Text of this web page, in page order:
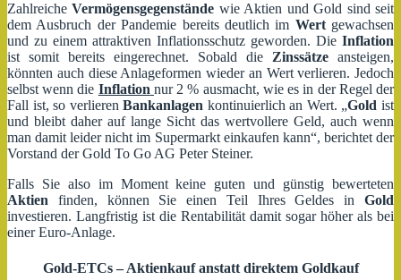
ZahlreicheVermögensgegenstände wie Aktien und Gold sind seit
dem Ausbruch der Pandemie bereits deutlich im Wertgewachsen
und zu einem attraktiven Inflationsschutz geworden. Die Inflation
ist somit bereits eingerechnet. Sobald die Zinssätze ansteigen,
könnten auch diese Anlageformen wieder an Wert verlieren. Jedoch
selbst wenn die Inflation nur 2 % ausmacht, wie es in der Regel der
Fall ist, so verlierenBankanlagen kontinuierlich an Wert. „Gold ist
und bleibt daher auf lange Sicht das wertvollere Geld, auch wenn
man damit leider nicht im Supermarkt einkaufen kann“, berichtet der
Vorstand der Gold To Go AG Peter Steiner.
Falls Sie also im Moment keine guten und günstig bewerteten
Aktien finden, können Sie einen Teil Ihres Geldes in Gold
investieren. Langfristig ist die Rentabilität damit sogar höher als bei
einer Euro-Anlage.
Gold-ETCs – Aktienkauf anstatt direktem Goldkauf